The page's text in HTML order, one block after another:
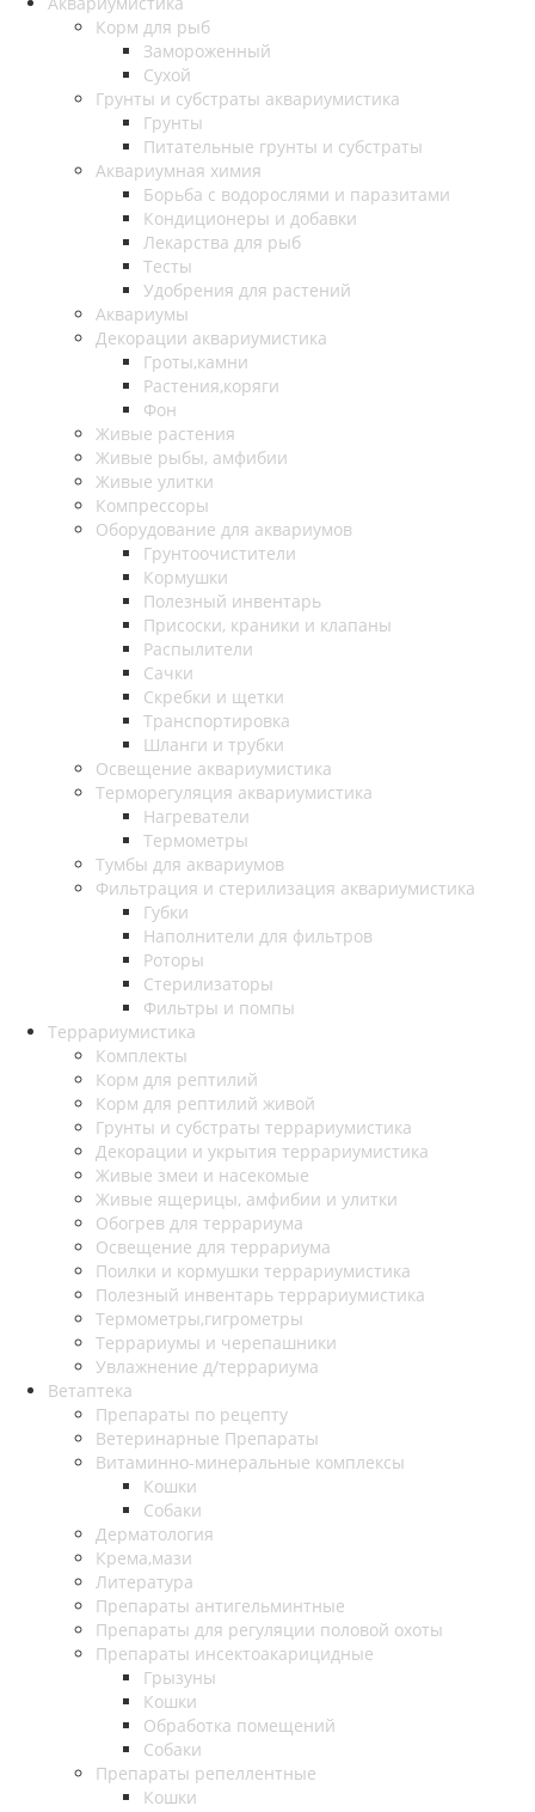
Корм для рыб
Замороженный
Сухой
Грунты и субстраты аквариумистика
Грунты
Питательные грунты и субстраты
Аквариумная химия
Борьба с водорослями и паразитами
Кондиционеры и добавки
Лекарства для рыб
Тесты
Удобрения для растений
Аквариумы
Декорации аквариумистика
Гроты,камни
Растения,коряги
Фон
Живые растения
Живые рыбы, амфибии
Живые улитки
Компрессоры
Оборудование для аквариумов
Грунтоочистители
Кормушки
Полезный инвентарь
Присоски, краники и клапаны
Распылители
Сачки
Скребки и щетки
Транспортировка
Шланги и трубки
Освещение аквариумистика
Терморегуляция аквариумистика
Нагреватели
Термометры
Тумбы для аквариумов
Фильтрация и стерилизация аквариумистика
Губки
Наполнители для фильтров
Роторы
Стерилизаторы
Фильтры и помпы
Террариумистика
Комплекты
Корм для рептилий
Корм для рептилий живой
Грунты и субстраты террариумистика
Декорации и укрытия террариумистика
Живые змеи и насекомые
Живые ящерицы, амфибии и улитки
Обогрев для террариума
Освещение для террариума
Поилки и кормушки террариумистика
Полезный инвентарь террариумистика
Термометры,гигрометры
Террариумы и черепашники
Увлажнение д/террариума
Ветаптека
Препараты по рецепту
Ветеринарные Препараты
Витаминно-минеральные комплексы
Кошки
Собаки
Дерматология
Крема,мази
Литература
Препараты антигельминтные
Препараты для регуляции половой охоты
Препараты инсектоакарицидные
Грызуны
Кошки
Обработка помещений
Собаки
Препараты репеллентные
Кошки